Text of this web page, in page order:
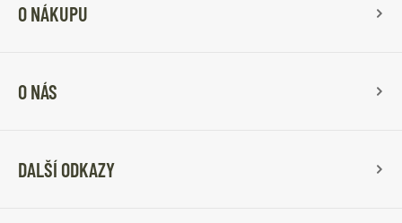
O NÁKUPU
O NÁS
DALŠÍ ODKAZY